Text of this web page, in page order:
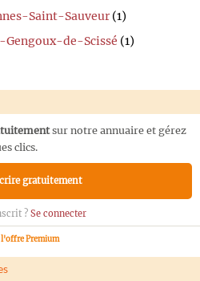
Saint-Sauveur (1)
Gengoux-de-Scissé (1)
sur notre annuaire et gérez
clics.
gratuitement
? Se connecter
l'offre Premium